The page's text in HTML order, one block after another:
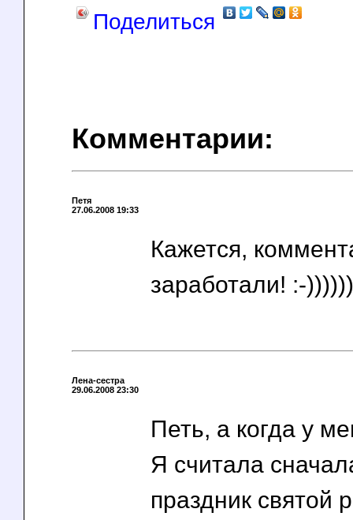
Поделиться
Комментарии:
Петя
27.06.2008 19:33
Кажется,
заработали! :-
Лена-сестра
29.06.2008 23:30
Петь, а когда у
Я считала
праздник святой